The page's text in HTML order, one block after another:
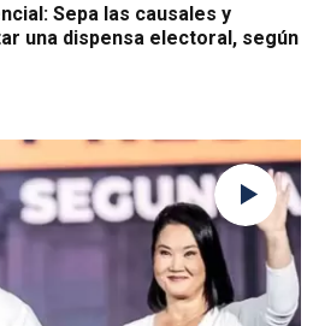
Sepa las causales y
una dispensa electoral, según